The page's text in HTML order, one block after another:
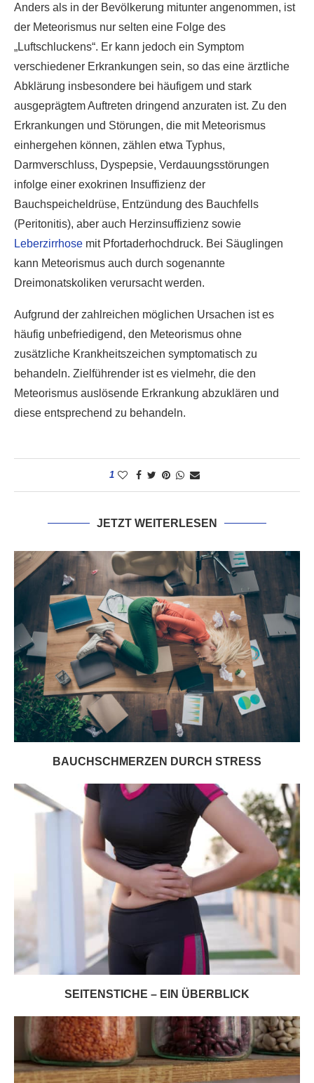
Anders als in der Bevölkerung mitunter angenommen, ist
der Meteorismus nur selten eine Folge des
„Luftschluckens“. Er kann jedoch ein Symptom
verschiedener Erkrankungen sein, so das eine ärztliche
Abklärung insbesondere bei häufigem und stark
ausgeprägtem Auftreten dringend anzuraten ist. Zu den
Erkrankungen und Störungen, die mit Meteorismus
einhergehen können, zählen etwa Typhus,
Darmverschluss, Dyspepsie, Verdauungsstörungen
infolge einer exokrinen Insuffizienz der
Bauchspeicheldrüse, Entzündung des Bauchfells
(Peritonitis), aber auch Herzinsuffizienz sowie
Leberzirrhose mit Pfortaderhochdruck. Bei Säuglingen
kann Meteorismus auch durch sogenannte
Dreimonatskoliken verursacht werden.
Aufgrund der zahlreichen möglichen Ursachen ist es
häufig unbefriedigend, den Meteorismus ohne
zusätzliche Krankheitszeichen symptomatisch zu
behandeln. Zielführender ist es vielmehr, die den
Meteorismus auslösende Erkrankung abzuklären und
diese entsprechend zu behandeln.
1
JETZT WEITERLESEN
BAUCHSCHMERZEN DURCH STRESS
SEITENSTICHE – EIN ÜBERBLICK